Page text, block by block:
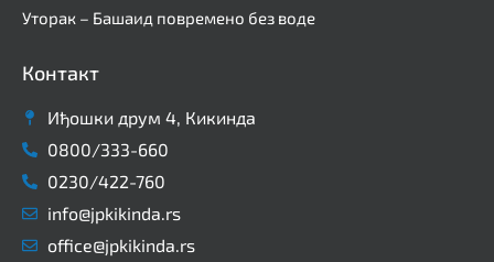
Уторак – Башаид повремено без воде
Контакт
Иђошки друм 4, Кикинда
0800/333-660
0230/422-760
info@jpkikinda.rs
office@jpkikinda.rs